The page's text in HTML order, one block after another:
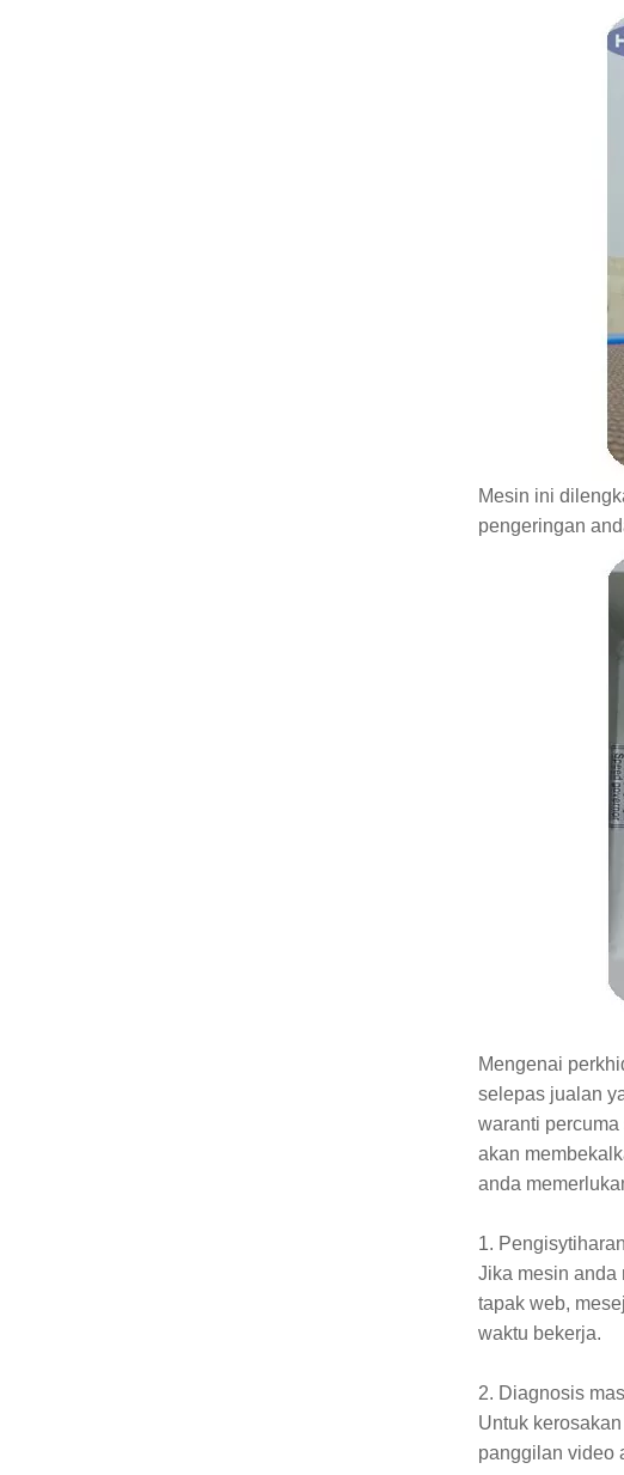
Mesin ini
pengeringan
Mengenai
selepas jualan
waranti
akan
anda
1.
Jika mesin anda
tapak web,
waktu bekerja.
2. Diagnosis
Untuk
panggilan video